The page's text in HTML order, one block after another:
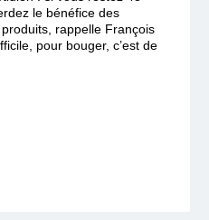
le bénéfice des
rappelle François
pour bouger, c’est de